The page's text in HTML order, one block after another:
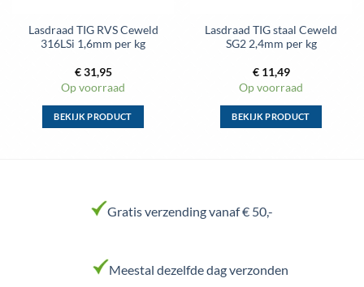
Lasdraad TIG RVS Ceweld
316LSi 1,6mm per kg
€31,95
Op voorraad
BEKIJK PRODUCT
variaties.
Deze
gekozen
Lasdraad TIG staal Ceweld
SG2 2,4mm per kg
€11,49
Op voorraad
BEKIJK PRODUCT
gekozen
Gratis verzending vanaf € 50,-
Meestal dezelfde dag verzonden